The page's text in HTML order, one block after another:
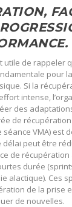
utile de rappeler
pour
Si la
intense,
des
de
VMA) est
délai peut être
de
durée
alactique). Ces
de la prise
de nouvelles.